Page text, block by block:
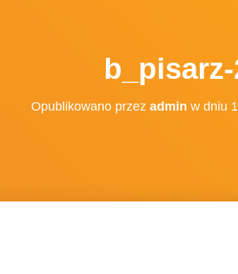
Opublikowano przez admin w dniu